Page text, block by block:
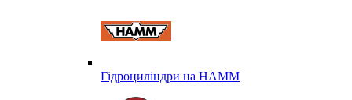
Гідроциліндри на HAMM